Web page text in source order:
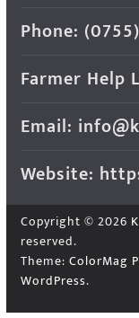
Phone:
Farmer Help
Email:
Website:
Copyright © 2026
reserved.
Theme: ColorMag
WordPress.